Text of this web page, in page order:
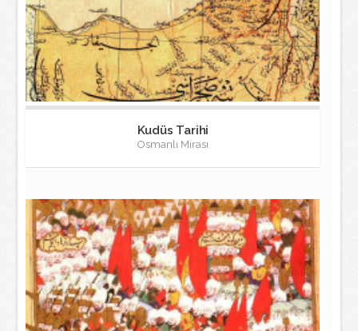
Kudüs Tarihi
Osmanlı Mirası